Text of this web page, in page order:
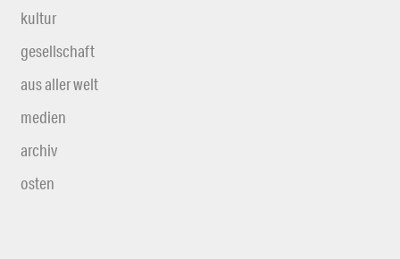
kultur
gesellschaft
aus aller welt
medien
archiv
osten